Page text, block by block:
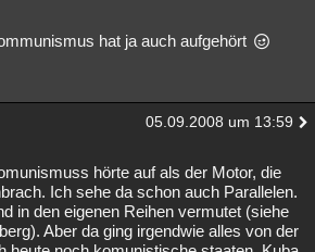
hat ja auch aufgehört
05.09.2008 um 13:59
hörte auf als der Motor, die
Ich sehe da schon auch Parallelen.
in den eigenen Reihen vermutet (siehe
Aber da ging irgendwie alles von der